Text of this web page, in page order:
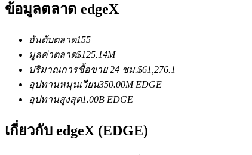
ฟิวเจอร์ส USDC
ฟิวเจอร์สที่ใช้ USDC เป็นหลักประกัน
ข้อมูลตลาด edgeX
อันดับตลาด155
มูลค่าตลาด$125.14M
ปริมาณการซื้อขาย 24 ชม.$61,276.1
อุปทานหมุนเวียน350.00M EDGE
อุปทานสูงสุด1.00B EDGE
เกี่ยวกับ edgeX (EDGE)